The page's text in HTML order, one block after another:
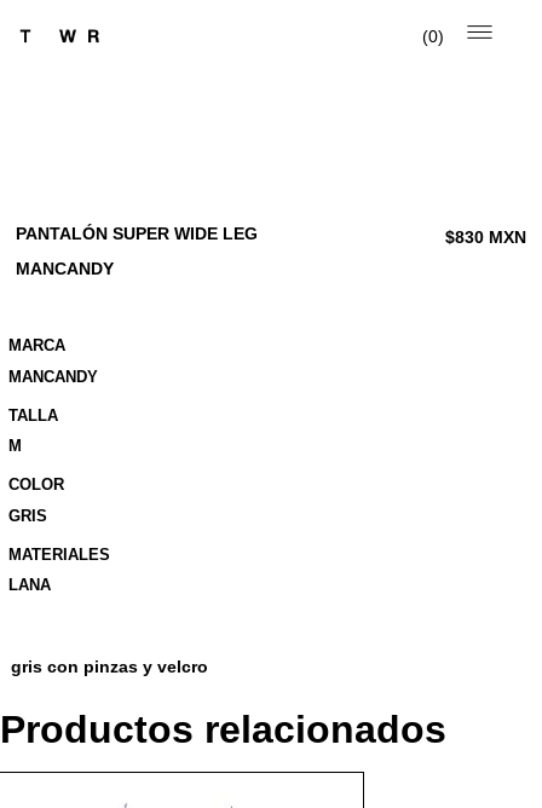
0
PANTALÓN SUPER WIDE LEG
MANCANDY
$830MXN
MARCA
MANCANDY
TALLA
M
COLOR
GRIS
MATERIALES
LANA
gris con pinzas y velcro
Productos relacionados